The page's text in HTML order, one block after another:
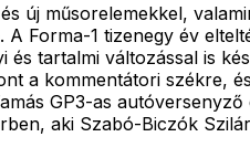
új műsorelemekkel,
Forma-1 tizenegy év
tartalmi változással is
a kommentátori székre,
GP3-as
aki Szabó-Biczók